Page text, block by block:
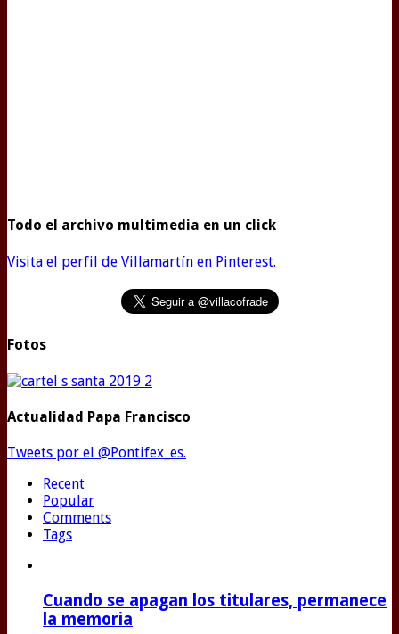
Todo el archivo multimedia en un click
Visita el perfil de Villamartín en Pinterest.
Fotos
Actualidad Papa Francisco
Tweets por el @Pontifex_es.
Recent
Popular
Comments
Tags
Cuando se apagan los titulares, permanece
la memoria